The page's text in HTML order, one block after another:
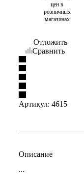
цен в
розничных
магазинах
Отложить
Сравнить
Артикул: 4615
Описание
...